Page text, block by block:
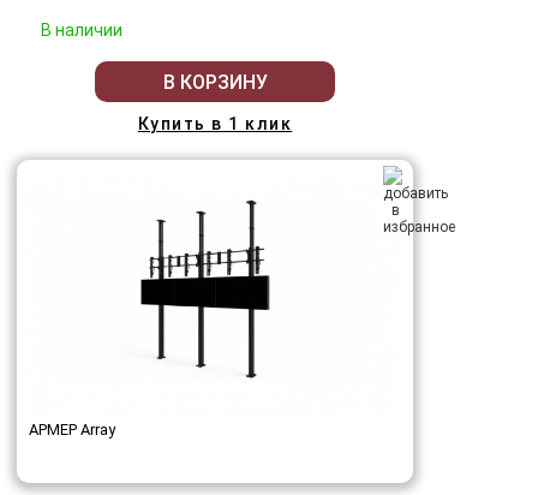
В наличии
В КОРЗИНУ
Купить в 1 клик
АРМЕР Array